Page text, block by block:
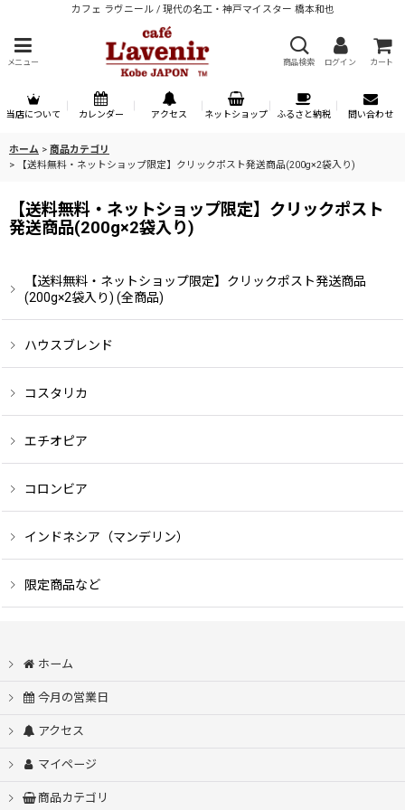
カフェ ラヴニール / 現代の名工・神戸マイスター 橋本和也
メニュー 商品検索 ログイン カート
当店について カレンダー アクセス ネットショップ ふるさと納税 問い合わせ
ホーム > 商品カテゴリ
>
【送料無料・ネットショップ限定】クリックポスト発送商品(200g×2袋入り)
【送料無料・ネットショップ限定】クリックポスト
発送商品(200g×2袋入り)
【送料無料・ネットショップ限定】クリックポスト発送商品
(200g×2袋入り) (全商品)
ハウスブレンド
コスタリカ
エチオピア
コロンビア
インドネシア（マンデリン）
限定商品など
ホーム
今月の営業日
アクセス
マイページ
商品カテゴリ